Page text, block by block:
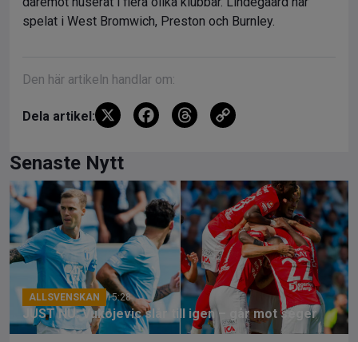
spelat i West Bromwich, Preston och Burnley.
Den här artikeln handlar om:
Dela artikel: X
F
b
o
o
k
T
a
d
s
Li
n
k
Senaste Nytt
ALLSVENSKAN 15:28
JUST NU: Vukojevic slår till igen – går mot seger